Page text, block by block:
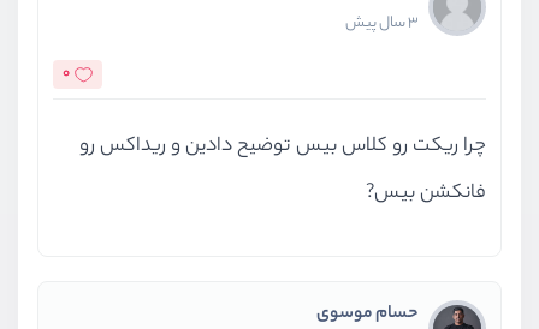
3 سال پیش
0
چرا ریکت رو کلاس بیس توضیح دادین و ریداکس رو
فانکشن بیس?
حسام موسوی